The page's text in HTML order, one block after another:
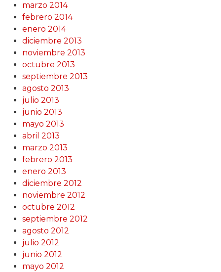
marzo 2014
febrero 2014
enero 2014
diciembre 2013
noviembre 2013
octubre 2013
septiembre 2013
agosto 2013
julio 2013
junio 2013
mayo 2013
abril 2013
marzo 2013
febrero 2013
enero 2013
diciembre 2012
noviembre 2012
octubre 2012
septiembre 2012
agosto 2012
julio 2012
junio 2012
mayo 2012